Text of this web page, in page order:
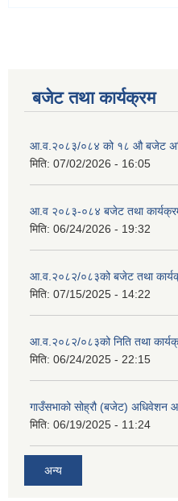
बजेट तथा कार्यक्रम
आ.व.२०८३/०८४ को १८ ‍औ बजेट
मिति: 07/02/2026 - 16:05
आ.व २०८३-०८४ बजेट तथा
मिति: 06/24/2026 - 19:32
आ.व.२०८२/०८३को बजेट तथा
मिति: 07/15/2025 - 14:22
आ.व.२०८२/०८३को निति तथा
मिति: 06/24/2025 - 22:15
गाउँसभाको सोह्रौ (बजेट) अधिवेशन
मिति: 06/19/2025 - 11:24
अन्य